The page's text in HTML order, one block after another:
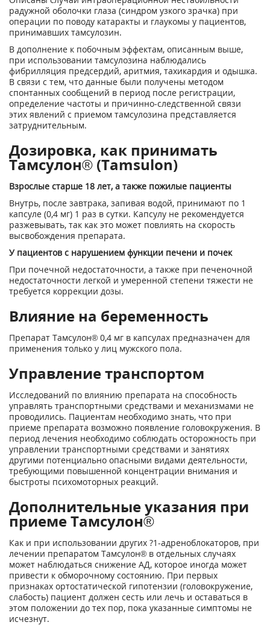
радужной оболочки глаза (синдром узкого зрачка) при
операции по поводу катаракты и глаукомы у пациентов,
принимавших тамсулозин.
В дополнение к побочным эффектам, описанным выше,
при использовании тамсулозина наблюдались
фибрилляция предсердий, аритмия, тахикардия и одышка.
В связи с тем, что данные были получены методом
спонтанных сообщений в период после регистрации,
определение частоты и причинно-следственной связи
этих явлений с приемом тамсулозина представляется
затруднительным.
Дозировка, как принимать
Тамсулон® (Tamsulon)
Взрослые старше 18 лет, а также пожилые пациенты
Внутрь, после завтрака, запивая водой, принимают по 1
капсуле (0,4 мг) 1 раз в сутки. Капсулу не рекомендуется
разжевывать, так как это может повлиять на скорость
высвобождения препарата.
У пациентов с нарушением функции печени и почек
При почечной недостаточности, а также при печеночной
недостаточности легкой и умеренной степени тяжести не
требуется коррекции дозы.
Влияние на беременность
Препарат Тамсулон® 0,4 мг в капсулах предназначен для
применения только у лиц мужского пола.
Управление транспортом
Исследований по влиянию препарата на способность
управлять транспортными средствами и механизмами не
проводились. Пациентам необходимо знать, что при
приеме препарата возможно появление головокружения. В
период лечения необходимо соблюдать осторожность при
управлении транспортными средствами и занятиях
другими потенциально опасными видами деятельности,
требующими повышенной концентрации внимания и
быстроты психомоторных реакций.
Дополнительные указания при
приеме Тамсулон®
Как и при использовании других ?1-адреноблокаторов, при
лечении препаратом Тамсулон® в отдельных случаях
может наблюдаться снижение АД, которое иногда может
привести к обморочному состоянию. При первых
признаках ортостатической гипотензии (головокружение,
слабость) пациент должен сесть или лечь и оставаться в
этом положении до тех пор, пока указанные симптомы не
исчезнут.